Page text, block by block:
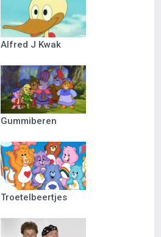
Alfred J Kwak
Gummiberen
Troetelbeertjes